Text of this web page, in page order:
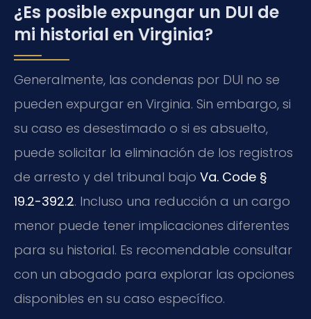
¿Es posible expungar un DUI de
mi historial en Virginia?
Generalmente, las condenas por DUI no se
pueden expurgar en Virginia. Sin embargo, si
su caso es desestimado o si es absuelto,
puede solicitar la eliminación de los registros
de arresto y del tribunal bajo Va. Code §
19.2-392.2. Incluso una reducción a un cargo
menor puede tener implicaciones diferentes
para su historial. Es recomendable consultar
con un abogado para explorar las opciones
disponibles en su caso específico.